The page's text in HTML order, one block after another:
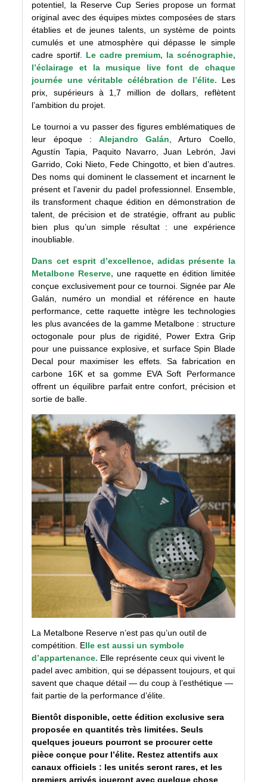
potentiel, la Reserve Cup Series propose un format
original avec des équipes mixtes composées de stars
établies et de jeunes talents, un système de points
cumulés et une atmosphère qui dépasse le simple
cadre sportif. Le cadre premium, la scénographie,
l’éclairage et la musique live font de chaque
journée une véritable célébration de l’élite. Les
prix, supérieurs à 1,7 million de dollars, reflètent
l’ambition du projet.
Le tournoi a vu passer des figures emblématiques de
leur époque : Alejandro Galán , Arturo Coello,
Agustín Tapia, Paquito Navarro, Juan Lebrón, Javi
Garrido, Coki Nieto, Fede Chingotto, et bien d’autres.
Des noms qui dominent le classement et incarnent le
présent et l’avenir du padel professionnel. Ensemble,
ils transforment chaque édition en démonstration de
talent, de précision et de stratégie, offrant au public
bien plus qu’un simple résultat : une expérience
inoubliable.
Dans cet esprit d’excellence, adidas présente la
Metalbone Reserve, une raquette en édition limitée
conçue exclusivement pour ce tournoi. Signée par Ale
Galán, numéro un mondial et référence en haute
performance, cette raquette intègre les technologies
les plus avancées de la gamme Metalbone : structure
octogonale pour plus de rigidité, Power Extra Grip
pour une puissance explosive, et surface Spin Blade
Decal pour maximiser les effets. Sa fabrication en
carbone 16K et sa gomme EVA Soft Performance
offrent un équilibre parfait entre confort, précision et
sortie de balle.
La Metalbone Reserve n’est pas qu’un outil de
compétition. Elle est aussi un symbole
d’appartenance. Elle représente ceux qui vivent le
padel avec ambition, qui se dépassent toujours, et qui
savent que chaque détail — du coup à l’esthétique —
fait partie de la performance d’élite.
Bientôt disponible, cette édition exclusive sera
proposée en quantités très limitées. Seuls
quelques joueurs pourront se procurer cette
pièce conçue pour l’élite. Restez attentifs aux
canaux officiels : les unités seront rares, et les
premiers arrivés joueront avec quelque chose